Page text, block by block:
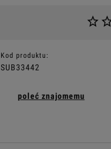
Kod produktu:
SUB33442
poleć znajomemu